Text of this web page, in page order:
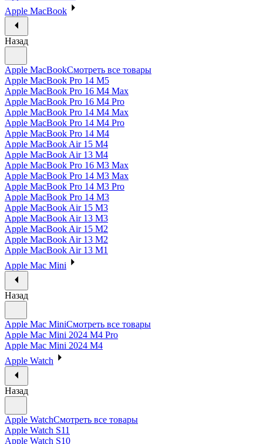
Apple MacBook
Назад
Apple MacBookСмотреть все товары
Apple MacBook Pro 14 M5
Apple MacBook Pro 16 M4 Max
Apple MacBook Pro 16 M4 Pro
Apple MacBook Pro 14 M4 Max
Apple MacBook Pro 14 M4 Pro
Apple MacBook Pro 14 M4
Apple MacBook Air 15 M4
Apple MacBook Air 13 M4
Apple MacBook Pro 16 M3 Max
Apple MacBook Pro 14 M3 Max
Apple MacBook Pro 14 M3 Pro
Apple MacBook Pro 14 M3
Apple MacBook Air 15 M3
Apple MacBook Air 13 M3
Apple MacBook Air 15 M2
Apple MacBook Air 13 M2
Apple MacBook Air 13 M1
Apple Mac Mini
Назад
Apple Mac MiniСмотреть все товары
Apple Mac Mini 2024 M4 Pro
Apple Mac Mini 2024 M4
Apple Watch
Назад
Apple WatchСмотреть все товары
Apple Watch S11
Apple Watch S10